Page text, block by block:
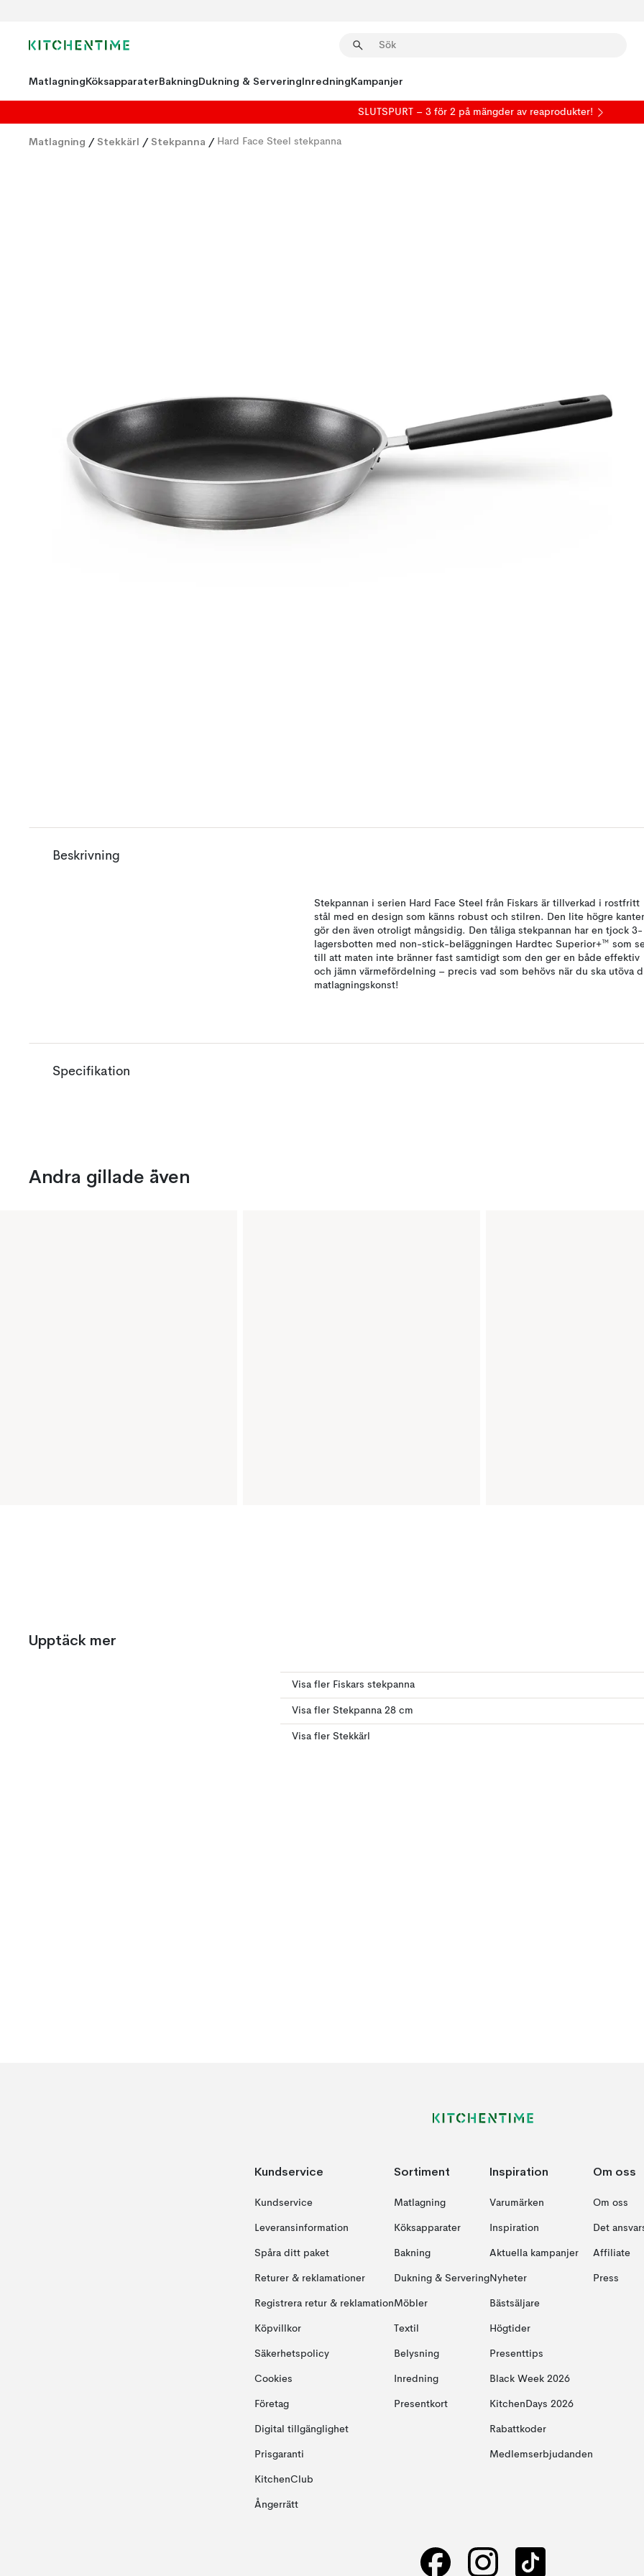
MatlagningKöksapparaterBakningDukning & ServeringInredningKampanjer
SLUTSPURT – 3 för 2 på mängder av reaprodukter!
Matlagning / Stekkärl / Stekpanna / Hard Face Steel stekpanna
Beskrivning
Stekpannan i serien Hard Face Steel från Fiskars är tillverkad i rostfritt
stål med en design som känns robust och stilren. Den lite högre
gör den även otroligt mångsidig. Den tåliga stekpannan har en tjock 3-
lagersbotten med non-stick-beläggningen Hardtec Superior+™ som
till att maten inte bränner fast samtidigt som den ger en både effektiv
och jämn värmefördelning – precis vad som behövs när du ska utöva
matlagningskonst!
Specifikation
Andra gillade även
Upptäck mer
Visa fler Fiskars stekpanna
Visa fler Stekpanna 28 cm
Visa fler Stekkärl
Kundservice
Kundservice
Leveransinformation
Spåra ditt paket
Returer & reklamationer
Registrera retur & reklamation
Köpvillkor
Säkerhetspolicy
Cookies
Företag
Digital tillgänglighet
Prisgaranti
KitchenClub
Ångerrätt
Sortiment
Matlagning
Köksapparater
Bakning
Dukning & Servering
Möbler
Textil
Belysning
Inredning
Presentkort
Inspiration
Varumärken
Inspiration
Aktuella kampanjer
Nyheter
Bästsäljare
Högtider
Presenttips
Black Week 2026
KitchenDays 2026
Rabattkoder
Medlemserbjudanden
Om oss
Om oss
Det
Affiliate
Press